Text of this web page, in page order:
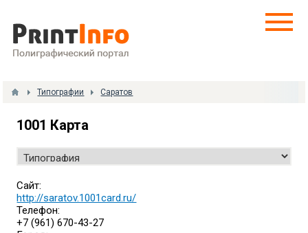
Типографии Саратов
1001 Карта
Сайт:
http://saratov.1001card.ru/
Телефон:
+7 (961) 670-43-27